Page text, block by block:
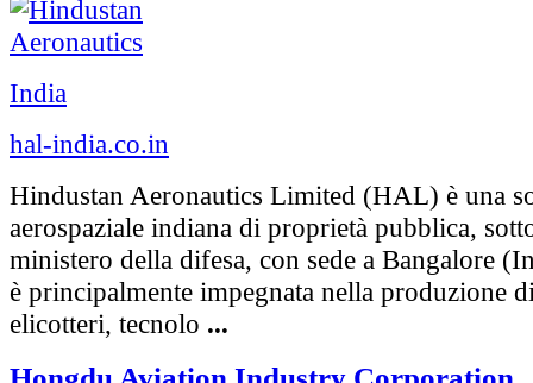
India
hal-india.co.in
Hindustan Aeronautics Limited (HAL) è una
aerospaziale indiana di proprietà pubblica,
ministero della difesa, con sede a Bangalore
è principalmente impegnata nella produzione
elicotteri, tecnolo ...